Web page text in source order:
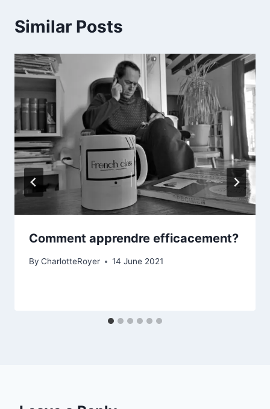
Similar Posts
Comment apprendre efficacement?
By CharlotteRoyer 14 June 2021